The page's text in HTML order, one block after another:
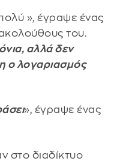
», έγραψε ένας
του.
αλλά δεν
ο λογαριασμός
», έγραψε ένας
στο διαδίκτυο